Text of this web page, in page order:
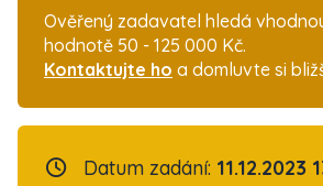
Ověřený zadavatel hledá
hodnotě 50 - 125 000 Kč.
Kontaktujte ho a domluvte si
Datum zadání: 11.12.2023